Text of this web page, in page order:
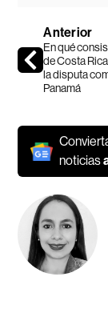
Anterior
En qué
de Costa
la disputa
Panamá
noticias